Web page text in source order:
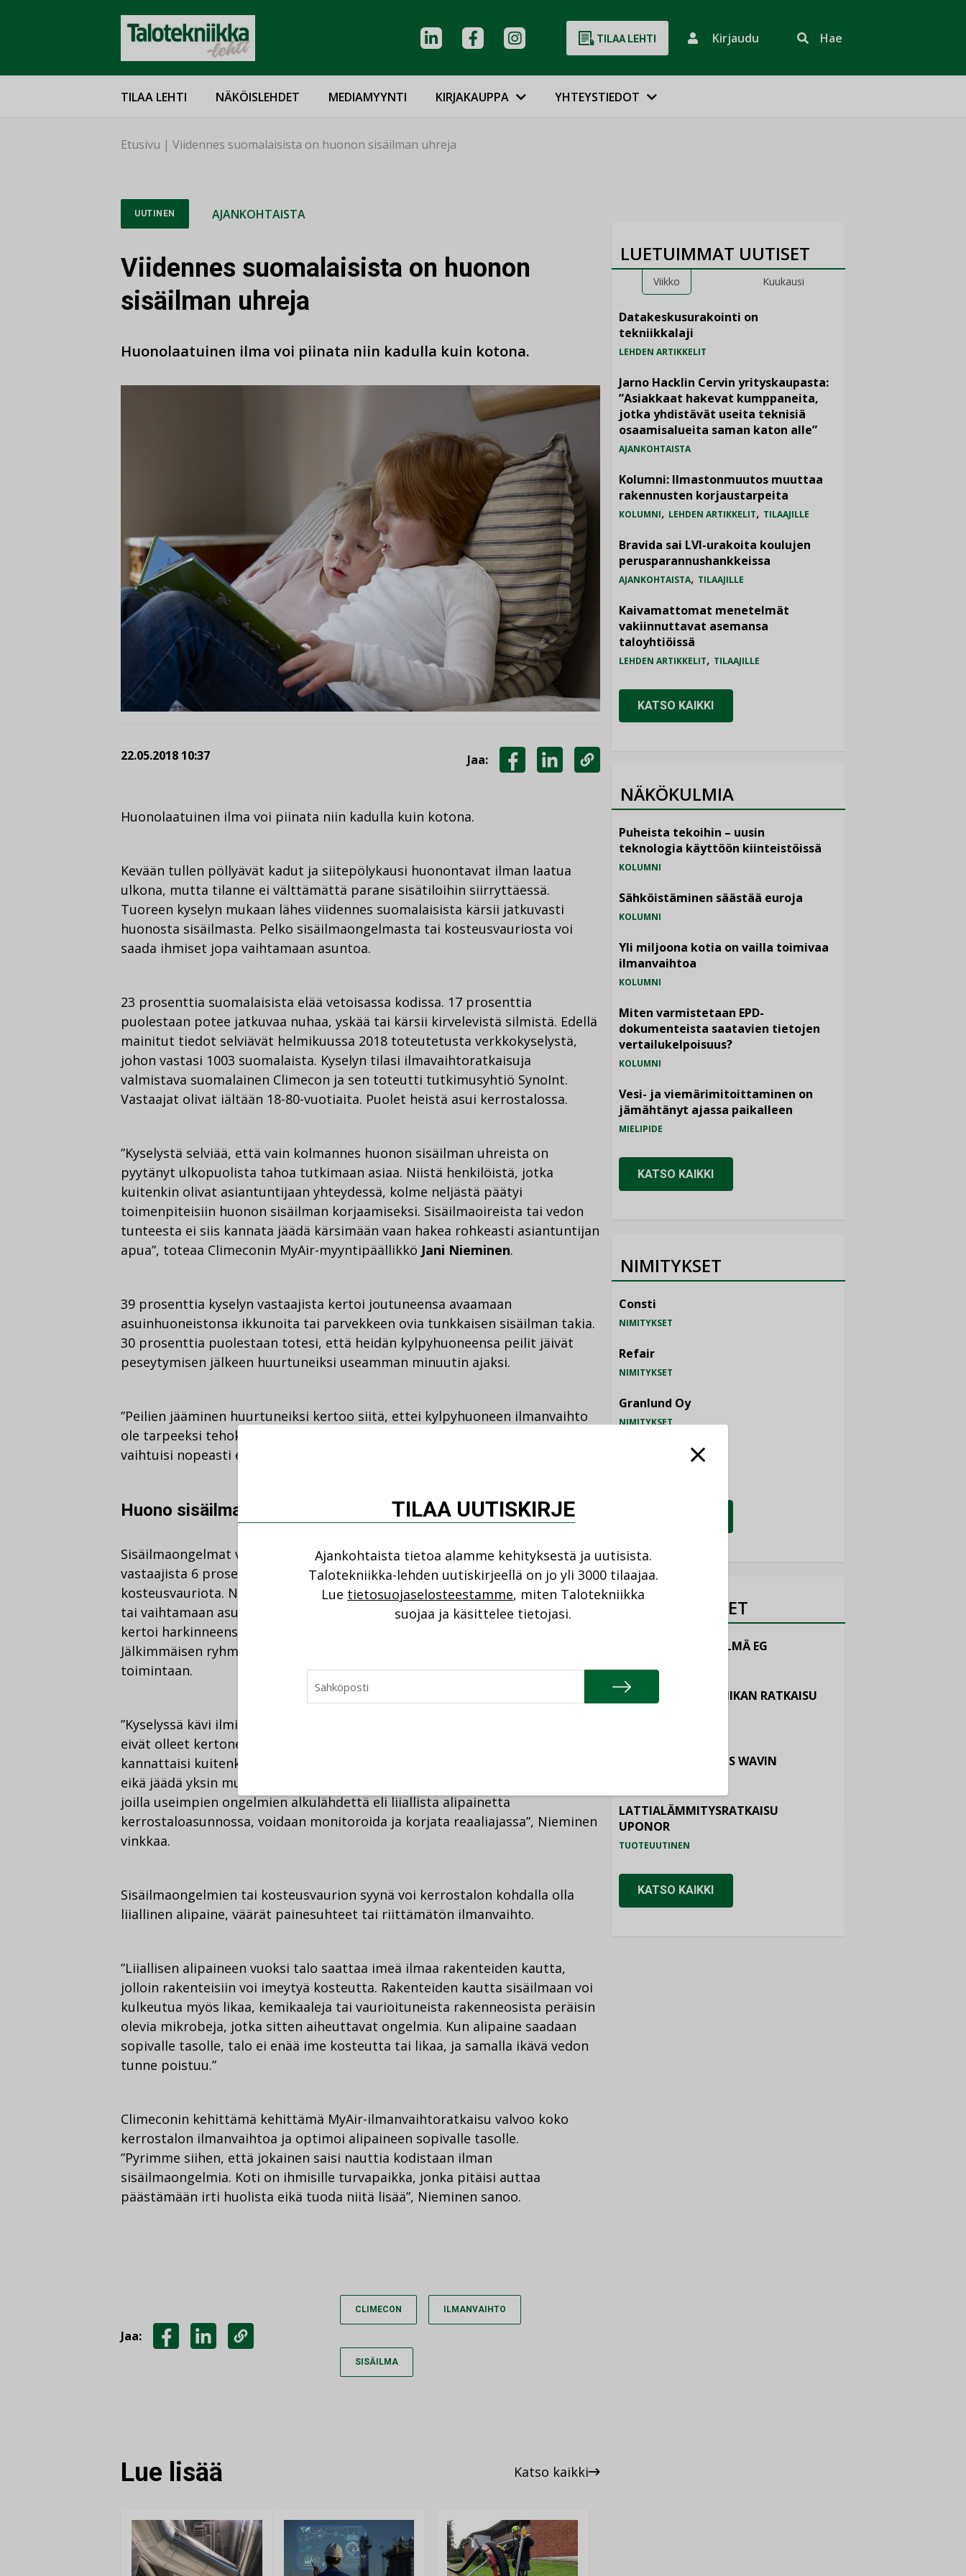
TILAA LEHTI Kirjaudu Hae
TILAA LEHTI NÄKÖISLEHDET MEDIAMYYNTI KIRJAKAUPPA YHTEYSTIEDOT
Etusivu | Viidennes suomalaisista on huonon sisäilman uhreja
UUTINEN AJANKOHTAISTA
Viidennes suomalaisista on huonon
sisäilman uhreja
Huonolaatuinen ilma voi piinata niin kadulla kuin kotona.
22.05.2018 10:37 Jaa:
LINKEDINISSÄ
LINKKI
Huonolaatuinen ilma voi piinata niin kadulla kuin kotona.
Kevään tullen pöllyävät kadut ja siitepölykausi huonontavat ilman laatua
ulkona, mutta tilanne ei välttämättä parane sisätiloihin siirryttäessä.
Tuoreen kyselyn mukaan lähes viidennes suomalaisista kärsii jatkuvasti
huonosta sisäilmasta. Pelko sisäilmaongelmasta tai kosteusvauriosta voi
saada ihmiset jopa vaihtamaan asuntoa.
23 prosenttia suomalaisista elää vetoisassa kodissa. 17 prosenttia
puolestaan potee jatkuvaa nuhaa, yskää tai kärsii kirvelevistä silmistä. Edellä
mainitut tiedot selviävät helmikuussa 2018 toteutetusta verkkokyselystä,
johon vastasi 1003 suomalaista. Kyselyn tilasi ilmavaihtoratkaisuja
valmistava suomalainen Climecon ja sen toteutti tutkimusyhtiö SynoInt.
Vastaajat olivat iältään 18-80-vuotiaita. Puolet heistä asui kerrostalossa.
”Kyselystä selviää, että vain kolmannes huonon sisäilman uhreista on
pyytänyt ulkopuolista tahoa tutkimaan asiaa. Niistä henkilöistä, jotka
kuitenkin olivat asiantuntijaan yhteydessä, kolme neljästä päätyi
toimenpiteisiin huonon sisäilman korjaamiseksi. Sisäilmaoireista tai vedon
tunteesta ei siis kannata jäädä kärsimään vaan hakea rohkeasti asiantuntijan
apua”, toteaa Climeconin MyAir-myyntipäällikkö Jani Nieminen.
39 prosenttia kyselyn vastaajista kertoi joutuneensa avaamaan
asuinhuoneistonsa ikkunoita tai parvekkeen ovia tunkkaisen sisäilman takia.
30 prosenttia puolestaan totesi, että heidän kylpyhuoneensa peilit jäivät
peseytymisen jälkeen huurtuneiksi useamman minuutin ajaksi.
”Peilien jääminen huurtuneiksi kertoo siitä, ettei kylpyhuoneen ilmanvaihto
ole tarpeeksi tehokas. Etenkin kosteissa tiloissa olisi tärkeää, että ilma
vaihtuisi nopeasti eikä kosteus jäisi tekemään tuhoja.”
Huono sisäilma voi ajaa asunnonvaihtoon
Sisäilmaongelmat voivat jopa ajaa ihmiset vaihtamaan asuntoaan. Kyselyn
vastaajista 6 prosenttia kertoi epäilleensä kodissaan sisäilmaongelmaa tai
kosteusvauriota. Nämä vastaajat olivat epäilynsä vuoksi päätyneet myymään
tai vaihtamaan asuntonsa toiseen. Heidän lisäkseen 11 prosenttia vastaajista
kertoi harkinneensa asunnon vaihtoa epäillyn sisäilmaongelman vuoksi.
Jälkimmäisen ryhmän kohdalla epäily ei kuitenkaan ollut vielä johtanut
toimintaan.
”Kyselyssä kävi ilmi, että asuntoa vaihtaneet tai vaihtoa harkinneet vastaajat
eivät olleet kertoneet ongelmistaan ulkopuolisille tahoille. Epäilyt
kannattaisi kuitenkin aina selvittää yhdessä sisäilma-asiantuntijan kanssa,
eikä jäädä yksin murehtimaan asiaa. Markkinoilla on myös tarjolla ratkaisuja,
joilla useimpien ongelmien alkulähdettä eli liiallista alipainetta
kerrostaloasunnossa, voidaan monitoroida ja korjata reaaliajassa”, Nieminen
vinkkaa.
Sisäilmaongelmien tai kosteusvaurion syynä voi kerrostalon kohdalla olla
liiallinen alipaine, väärät painesuhteet tai riittämätön ilmanvaihto.
”Liiallisen alipaineen vuoksi talo saattaa imeä ilmaa rakenteiden kautta,
jolloin rakenteisiin voi imeytyä kosteutta. Rakenteiden kautta sisäilmaan voi
kulkeutua myös likaa, kemikaaleja tai vaurioituneista rakenneosista peräisin
olevia mikrobeja, jotka sitten aiheuttavat ongelmia. Kun alipaine saadaan
sopivalle tasolle, talo ei enää ime kosteutta tai likaa, ja samalla ikävä vedon
tunne poistuu.”
Climeconin kehittämä kehittämä MyAir-ilmanvaihtoratkaisu valvoo koko
kerrostalon ilmanvaihtoa ja optimoi alipaineen sopivalle tasolle.
”Pyrimme siihen, että jokainen saisi nauttia kodistaan ilman
sisäilmaongelmia. Koti on ihmisille turvapaikka, jonka pitäisi auttaa
päästämään irti huolista eikä tuoda niitä lisää”, Nieminen sanoo.
Jaa:
CLIMECON ILMANVAIHTO
SISÄILMA
Lue lisää Katso kaikki
LUETUIMMAT UUTISET
Viikko Kuukausi
Datakeskusurakointi on
tekniikkalaji
LEHDEN ARTIKKELIT
Jarno Hacklin Cervin yrityskaupasta:
”Asiakkaat hakevat kumppaneita,
jotka yhdistävät useita teknisiä
osaamisalueita saman katon alle”
AJANKOHTAISTA
Kolumni: Ilmastonmuutos muuttaa
rakennusten korjaustarpeita
KOLUMNI, LEHDEN ARTIKKELIT, TILAAJILLE
Bravida sai LVI-urakoita koulujen
perusparannushankkeissa
AJANKOHTAISTA, TILAAJILLE
Kaivamattomat menetelmät
vakiinnuttavat asemansa
taloyhtiöissä
LEHDEN ARTIKKELIT, TILAAJILLE
KATSO KAIKKI
NÄKÖKULMIA
Puheista tekoihin – uusin
teknologia käyttöön kiinteistöissä
KOLUMNI
Sähköistäminen säästää euroja
KOLUMNI
Yli miljoona kotia on vailla toimivaa
ilmanvaihtoa
KOLUMNI
Miten varmistetaan EPD-
dokumenteista saatavien tietojen
vertailukelpoisuus?
KOLUMNI
Vesi- ja viemärimitoittaminen on
jämähtänyt ajassa paikalleen
MIELIPIDE
KATSO KAIKKI
NIMITYKSET
Consti
NIMITYKSET
Refair
NIMITYKSET
Granlund Oy
NIMITYKSET
Schneider Electric
TUOTEUUTISET
HALLINTAJÄRJESTELMÄ EG
ILMASTOINTITEKNIIKAN RATKAISU
PALOTURVALLISUUS WAVIN
LATTIALÄMMITYSRATKAISU
UPONOR
TUOTEUUTINEN
KATSO KAIKKI
TILAA UUTISKIRJE
Ajankohtaista tietoa alamme kehityksestä ja uutisista.
Talotekniikka-lehden uutiskirjeellä on jo yli 3000 tilaajaa.
Lue tietosuojaselosteestamme, miten Talotekniikka
suojaa ja käsittelee tietojasi.